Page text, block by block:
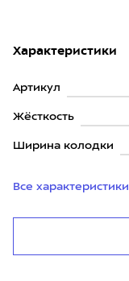
Характеристики
Артикул
Жёсткость
Ширина колодки
Все характеристики